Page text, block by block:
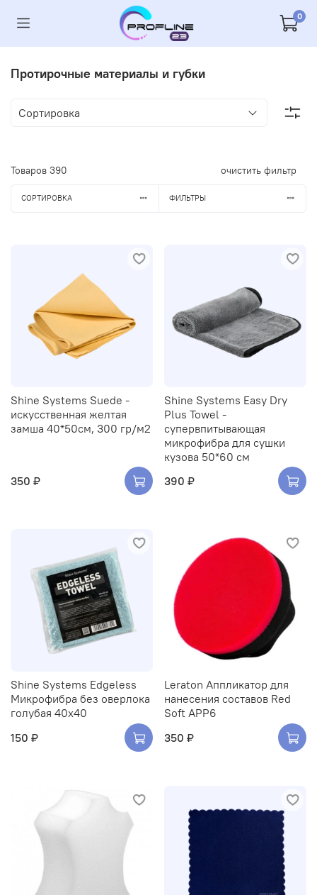
0
Протирочные материалы и губки
Товаров 390 очистить фильтр
СОРТИРОВКА ФИЛЬТРЫ
Shine Systems Suede -
искусственная желтая
замша 40*50см, 300 гр/м2
350 ₽
Shine Systems Easy Dry
Plus Towel -
супервпитывающая
микрофибра для сушки
кузова 50*60 см
390 ₽
Shine Systems Edgeless
Микрофибра без оверлока
голубая 40х40
150 ₽
Leraton Аппликатор для
нанесения составов Red
Soft APP6
350 ₽